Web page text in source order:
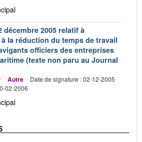
décembre 2005 relatif à
la réduction du temps de travail
officiers des entreprises
(texte non paru au Journal
Autre
Date de signature : 02-12-2005
02-2006